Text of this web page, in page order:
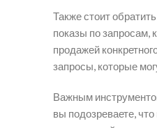
Также стоит
показы по запросам,
продажей
запросы, которые
Важным
вы подозреваете,